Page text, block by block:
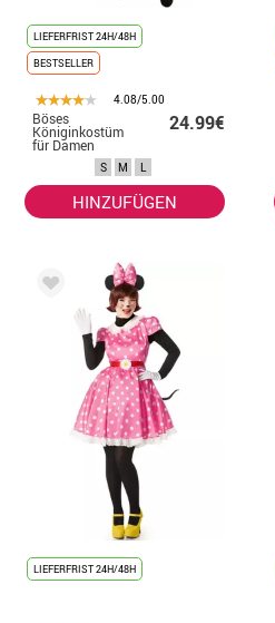
LIEFERFRIST 24H/48H
BESTSELLER
4.08/5.00
Böses
Königinkostüm
für Damen
24.99€
S M L
HINZUFÜGEN
LIEFERFRIST 24H/48H